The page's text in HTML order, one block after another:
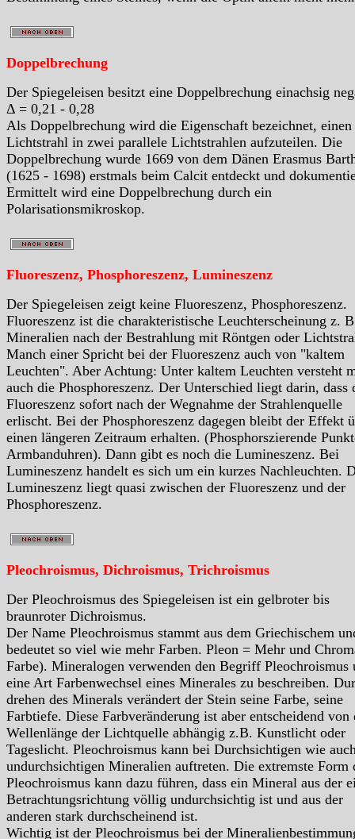
Doppelbrechung
Der Spiegeleisen besitzt eine Doppelbrechung einachsig
Δ = 0,21 - 0,28
Als Doppelbrechung wird die Eigenschaft bezeichnet, einen
Lichtstrahl in zwei parallele Lichtstrahlen aufzuteilen. Die
Doppelbrechung wurde 1669 von dem Dänen Erasmus
(1625 - 1698) erstmals beim Calcit entdeckt und
Ermittelt wird eine Doppelbrechung durch ein
Polarisationsmikroskop.
Fluoreszenz, Phosphoreszenz, Lumineszenz
Der Spiegeleisen zeigt keine Fluoreszenz, Phosphoreszenz.
Fluoreszenz ist die charakteristische Leuchterscheinung z.
Mineralien nach der Bestrahlung mit Röntgen oder
Manch einer Spricht bei der Fluoreszenz auch von "kaltem
Leuchten". Aber Achtung: Unter kaltem Leuchten versteht
auch die Phosphoreszenz. Der Unterschied liegt darin, dass
Fluoreszenz sofort nach der Wegnahme der Strahlenquelle
erlischt. Bei der Phosphoreszenz dagegen bleibt der Effekt
einen längeren Zeitraum erhalten. (Phosphorszierende
Armbanduhren). Dann gibt es noch die Lumineszenz. Bei
Lumineszenz handelt es sich um ein kurzes Nachleuchten.
Lumineszenz liegt quasi zwischen der Fluoreszenz und der
Phosphoreszenz.
Pleochroismus, Dichroismus, Trichroismus
Der Pleochroismus des Spiegeleisen ist ein gelbroter bis
braunroter Dichroismus.
Der Name Pleochroismus stammt aus dem Griechischem
bedeutet so viel wie mehr Farben. Pleon = Mehr und
Farbe). Mineralogen verwenden den Begriff Pleochroismus
eine Art Farbenwechsel eines Minerales zu beschreiben.
drehen des Minerals verändert der Stein seine Farbe, seine
Farbtiefe. Diese Farbveränderung ist aber entscheidend von
Wellenlänge der Lichtquelle abhängig z.B. Kunstlicht oder
Tageslicht. Pleochroismus kann bei Durchsichtigen wie
undurchsichtigen Mineralien auftreten. Die extremste Form
Pleochroismus kann dazu führen, dass ein Mineral aus der
Betrachtungsrichtung völlig undurchsichtig ist und aus der
anderen stark durchscheinend ist.
Wichtig ist der Pleochroismus bei der